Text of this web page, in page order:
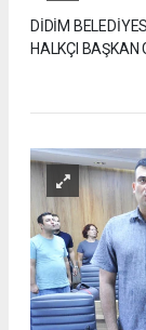
DİDİM
HALKÇI BAŞKAN